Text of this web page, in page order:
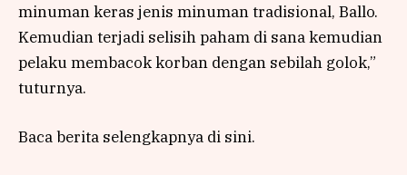
minuman keras jenis minuman tradisional, Ballo.
Kemudian terjadi selisih paham di sana kemudian
pelaku membacok korban dengan sebilah golok,”
tuturnya.
Baca berita selengkapnya di sini.